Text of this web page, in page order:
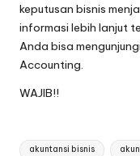
keputusan bisnis
informasi lebih lanjut
Anda bisa mengunjungi
Accounting.
WAJIB!!
Tags:
akuntansi bisnis